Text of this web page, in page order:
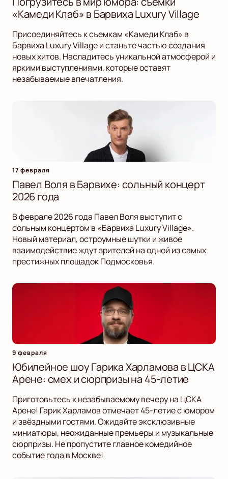
«Камеди Клаб» в Барвиха Luxury Village
Присоединяйтесь к съемкам «Камеди Клаб» в
Барвиха Luxury Village и станьте частью создания
новых хитов. Насладитесь уникальной атмосферой и
яркими выступлениями, которые оставят
незабываемые впечатления.
17 февраля
Павел Воля в Барвихе: сольный концерт
2026 года
В феврале 2026 года Павел Воля выступит с
сольным концертом в «Барвиха Luxury Village».
Новый материал, остроумные шутки и живое
взаимодействие ждут зрителей на одной из самых
престижных площадок Подмосковья.
9 февраля
Юбилейное шоу Гарика Харламова в ЦСКА
Арене: смех и сюрпризы на 45-летие
Приготовьтесь к незабываемому вечеру на ЦСКА
Арене! Гарик Харламов отмечает 45-летие с юмором
и звёздными гостями. Ожидайте эксклюзивные
миниатюры, неожиданные премьеры и музыкальные
сюрпризы. Не пропустите главное комедийное
событие года в Москве!